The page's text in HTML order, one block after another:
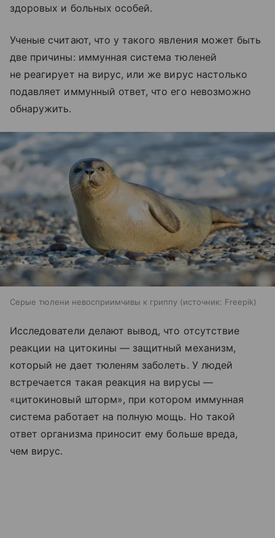
здоровых и больных особей.
Ученые считают, что у такого явления может быть
две причины: иммунная система тюленей
не реагирует на вирус, или же вирус настолько
подавляет иммунный ответ, что его невозможно
обнаружить.
Серые тюлени невосприимчивы к гриппу источник: Freepik
Исследователи делают вывод, что отсутствие
реакции на цитокины — защитный механизм,
который не дает тюленям заболеть. У людей
встречается такая реакция на вирусы —
«цитокиновый шторм», при котором иммунная
система работает на полную мощь. Но такой
ответ организма приносит ему больше вреда,
чем вирус.